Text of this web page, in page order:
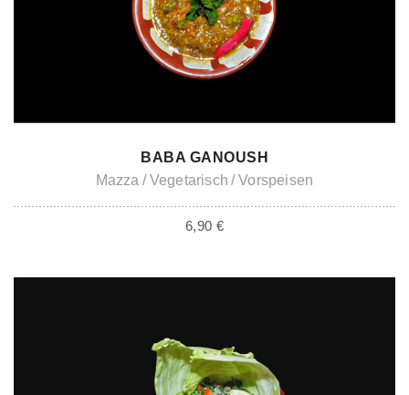
ADD TO CART
BABA GANOUSH
Mazza
Vegetarisch Vorspeisen
6,90 €